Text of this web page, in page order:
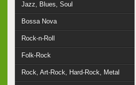
Jazz, Blues, Soul
Bossa Nova
Rock-n-Roll
Folk-Rock
Rock, Art-Rock, Hard-Rock, Metal